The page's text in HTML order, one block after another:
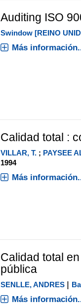
Auditing ISO
Swindow [REINO
Más
Calidad total :
VILLAR, T.; PAYSEE
1994
Más
Calidad total
pública
SENLLE, ANDRES |
Más